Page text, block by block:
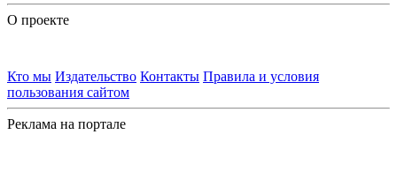
О проекте
Кто мы Издательство Контакты Правила и условия
пользования сайтом
Реклама на портале